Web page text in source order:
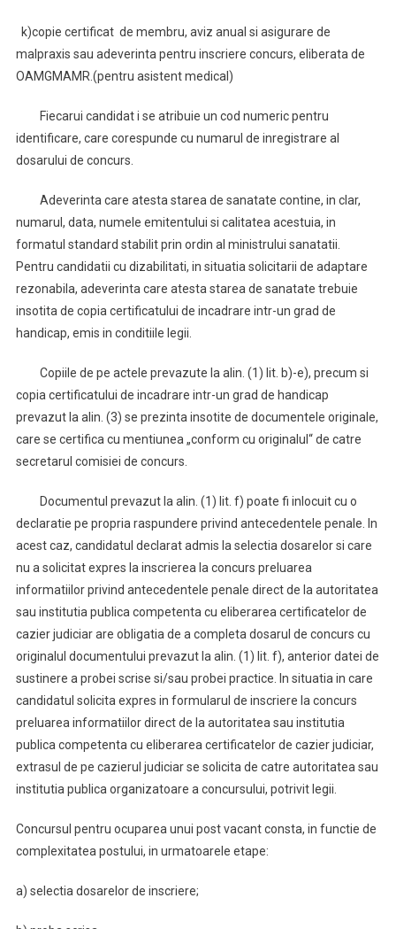
k)copie certificat de membru, aviz anual si asigurare de
malpraxis sau adeverinta pentru inscriere concurs, eliberata de
OAMGMAMR.(pentru asistent medical)
Fiecarui candidat i se atribuie un cod numeric pentru
identificare, care corespunde cu numarul de inregistrare al
dosarului de concurs.
Adeverinta care atesta starea de sanatate contine, in clar,
numarul, data, numele emitentului si calitatea acestuia, in
formatul standard stabilit prin ordin al ministrului sanatatii.
Pentru candidatii cu dizabilitati, in situatia solicitarii de adaptare
rezonabila, adeverinta care atesta starea de sanatate trebuie
insotita de copia certificatului de incadrare intr-un grad de
handicap, emis in conditiile legii.
Copiile de pe actele prevazute la alin. (1) lit. b)-e), precum si
copia certificatului de incadrare intr-un grad de handicap
prevazut la alin. (3) se prezinta insotite de documentele originale,
care se certifica cu mentiunea „conform cu originalul“ de catre
secretarul comisiei de concurs.
Documentul prevazut la alin. (1) lit. f) poate fi inlocuit cu o
declaratie pe propria raspundere privind antecedentele penale. In
acest caz, candidatul declarat admis la selectia dosarelor si care
nu a solicitat expres la inscrierea la concurs preluarea
informatiilor privind antecedentele penale direct de la autoritatea
sau institutia publica competenta cu eliberarea certificatelor de
cazier judiciar are obligatia de a completa dosarul de concurs cu
originalul documentului prevazut la alin. (1) lit. f), anterior datei de
sustinere a probei scrise si/sau probei practice. In situatia in care
candidatul solicita expres in formularul de inscriere la concurs
preluarea informatiilor direct de la autoritatea sau institutia
publica competenta cu eliberarea certificatelor de cazier judiciar,
extrasul de pe cazierul judiciar se solicita de catre autoritatea sau
institutia publica organizatoare a concursului, potrivit legii.
Concursul pentru ocuparea unui post vacant consta, in functie de
complexitatea postului, in urmatoarele etape:
a) selectia dosarelor de inscriere;